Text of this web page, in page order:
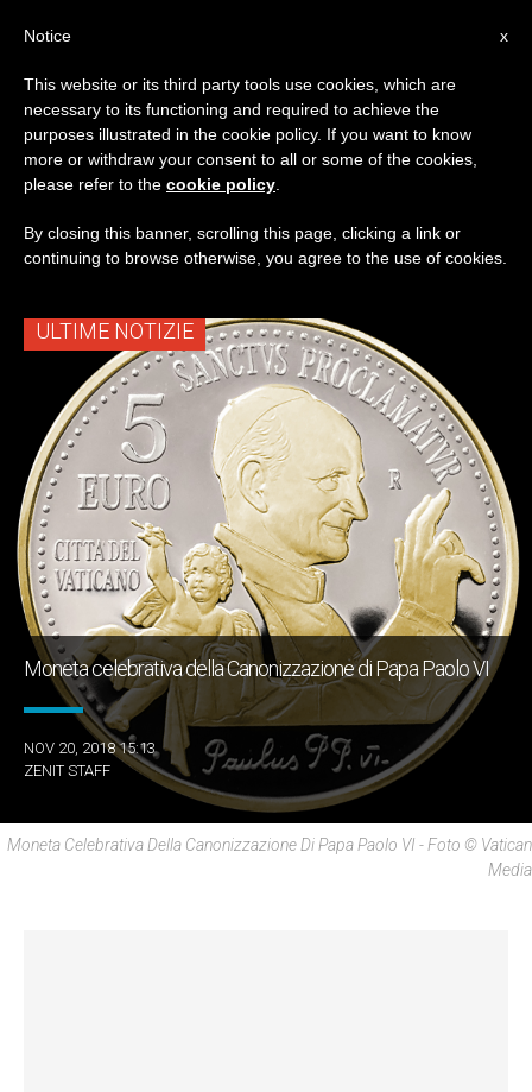
TAG
Posts Tagged ‘Moneta
Celebrativa’
ULTIME NOTIZIE
Moneta celebrativa della Canonizzazione di Papa Paolo VI
NOV 20, 2018 15:13
ZENIT STAFF
Moneta Celebrativa Della Canonizzazione Di Papa Paolo VI - Foto © Vatican
Media
x
Notice
This website or its third party tools use cookies, which are
necessary to its functioning and required to achieve the
purposes illustrated in the cookie policy. If you want to know
more or withdraw your consent to all or some of the cookies,
please refer to the cookie policy
By closing this banner, scrolling this page, clicking a link or
continuing to browse otherwise, you agree to the use of cookies.